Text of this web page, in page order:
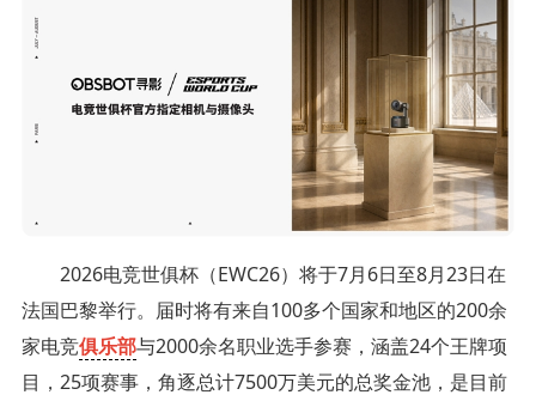
2026电竞世俱杯（EWC26）将于7月6日至8月23日在
法国巴黎举行。届时将有来自100多个国家和地区的200余
家电竞俱乐部与2000余名职业选手参赛，涵盖24个王牌项
目，25项赛事，角逐总计7500万美元的总奖金池，是目前